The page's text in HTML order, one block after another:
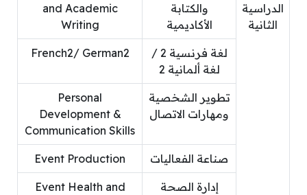
الدراسية
الثانية
والكتابة
الأكاديمية
and Academic
Writing
لغة فرنسية 2 /
لغة ألمانية 2
French2/ German2
تطوير الشخصية
ومهارات الاتصال
Personal
Development &
Communication Skills
صناعة الفعاليات Event Production
إدارة الصحة
Event Health and